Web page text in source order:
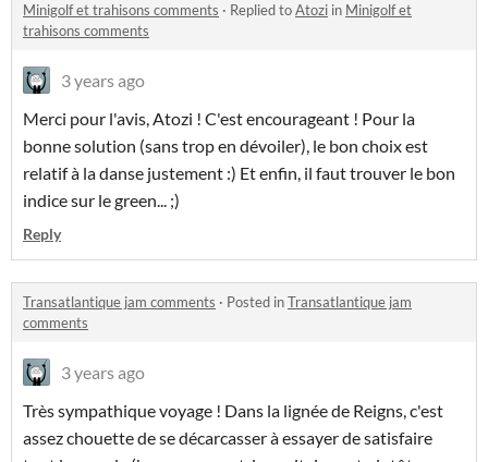
Minigolf et trahisons comments · Replied toAtozi in Minigolf et
trahisons comments
3 years ago
Merci pour l'avis, Atozi ! C'est encourageant ! Pour la
bonne solution (sans trop en dévoiler), le bon choix est
relatif à la danse justement :) Et enfin, il faut trouver le bon
indice sur le green... ;)
Reply
Transatlantique jam comments · Posted inTransatlantique jam
comments
3 years ago
Très sympathique voyage ! Dans la lignée de Reigns, c'est
assez chouette de se décarcasser à essayer de satisfaire